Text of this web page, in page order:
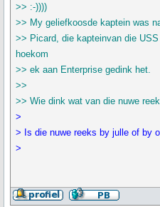
>> :-))))
>> My geliefkoosde kaptein was
>> Picard, die kapteinvan die
hoekom
>> ek aan Enterprise gedink het.
>>
>> Wie dink wat van die nuwe
>
> Is die nuwe reeks by julle of by
>